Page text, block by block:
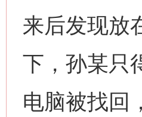
来后发现放
下，孙某只
电脑被找回